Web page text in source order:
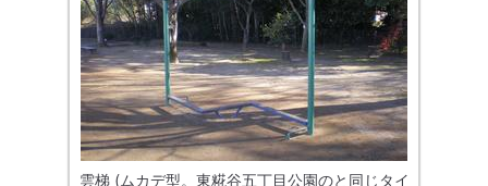
雲梯 (ムカデ型。東糀谷五丁目公園のと同じタイ